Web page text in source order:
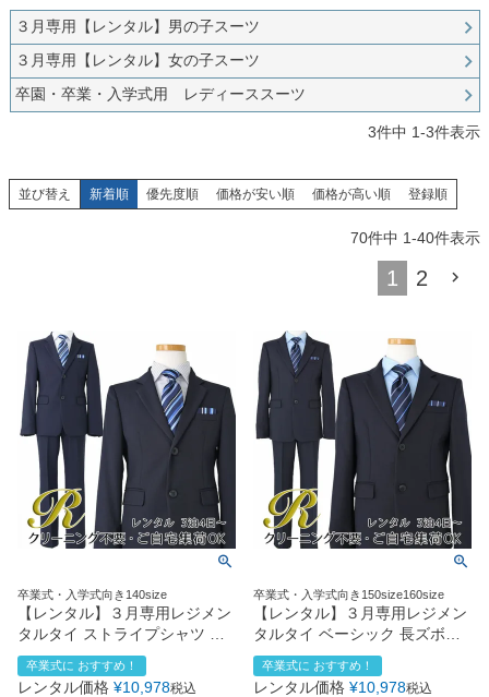
対応 七五三・発表会・記念撮影
予約 Web または お電話
特典 ヘアメイク・着付け
スタジオを予約 →
３月専用【レンタル】男の子スーツ
３月専用【レンタル】女の子スーツ
卒園・卒業・入学式用 レディーススーツ
3件中 1-3件表示
並び替え 新着順 優先度順 価格が安い順 価格が高い順 登録順
70件中 1-40件表示
1 2
卒業式・入学式向き140size
【レンタル】３月専用レジメン
タルタイ ストライプシャツ 長
ズボンスーツ5点セット
(CAT525610)ネイビー
卒業式に おすすめ！
レンタル価格 ¥10,978税込
卒業式・入学式向き150size160size
【レンタル】３月専用レジメン
タルタイ ベーシック 長ズボン
スーツ5点セット
（CAT595602）ネイビー
卒業式に おすすめ！
レンタル価格 ¥10,978税込